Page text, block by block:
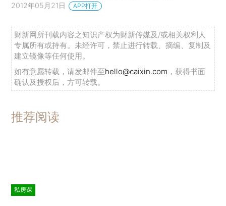
2012年05月21日 APP打开
财新网所刊载内容之知识产权为财新传媒及/或相关权利人
专属所有或持有。未经许可，禁止进行转载、摘编、复制及
建立镜像等任何使用。
如有意愿转载，请发邮件至hello@caixin.com ，获得书面
确认及授权后，方可转载。
推荐阅读
私房课